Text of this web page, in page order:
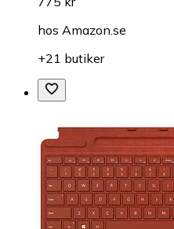
hos Amazon.se
+21 butiker